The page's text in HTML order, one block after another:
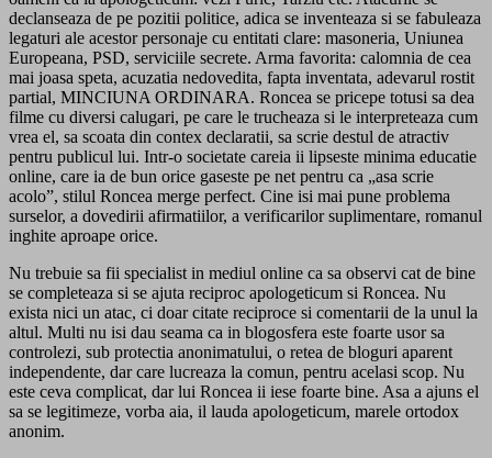
declanseaza de pe pozitii politice, adica se inventeaza si se fabuleaza
legaturi ale acestor personaje cu entitati clare: masoneria, Uniunea
Europeana, PSD, serviciile secrete. Arma favorita: calomnia de cea
mai joasa speta, acuzatia nedovedita, fapta inventata, adevarul rostit
partial, MINCIUNA ORDINARA. Roncea se pricepe totusi sa dea
filme cu diversi calugari, pe care le trucheaza si le interpreteaza cum
vrea el, sa scoata din contex declaratii, sa scrie destul de atractiv
pentru publicul lui. Intr-o societate careia ii lipseste minima educatie
online, care ia de bun orice gaseste pe net pentru ca „asa scrie
acolo”, stilul Roncea merge perfect. Cine isi mai pune problema
surselor, a dovedirii afirmatiilor, a verificarilor suplimentare, romanul
inghite aproape orice.
Nu trebuie sa fii specialist in mediul online ca sa observi cat de bine
se completeaza si se ajuta reciproc apologeticum si Roncea. Nu
exista nici un atac, ci doar citate reciproce si comentarii de la unul la
altul. Multi nu isi dau seama ca in blogosfera este foarte usor sa
controlezi, sub protectia anonimatului, o retea de bloguri aparent
independente, dar care lucreaza la comun, pentru acelasi scop. Nu
este ceva complicat, dar lui Roncea ii iese foarte bine. Asa a ajuns el
sa se legitimeze, vorba aia, il lauda apologeticum, marele ortodox
anonim.